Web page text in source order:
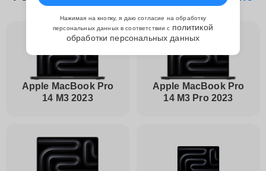
Apple MacBook Pro
14 M3 2023
Apple MacBook Pro
14 M3 Pro 2023
Нажимая на кнопку, я даю согласие на обработку
персональных данных в соответствии с политикой
обработки персональных данных